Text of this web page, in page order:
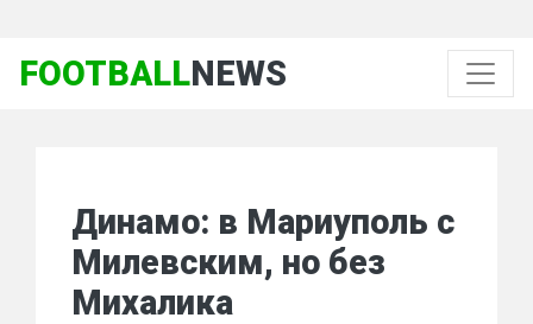
FOOTBALLNEWS
Динамо: в Мариуполь с
Милевским, но без
Михалика